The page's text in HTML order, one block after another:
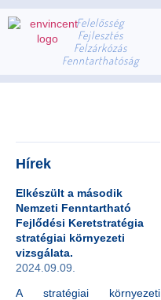
Felelősség
Fejlesztés
Felzárkózás
Fenntarthatóság
Hírek
Elkészült a második
Nemzeti Fenntartható
Fejlődési Keretstratégia
stratégiai környezeti
vizsgálata.
2024.09.09.
A stratégiai környezeti